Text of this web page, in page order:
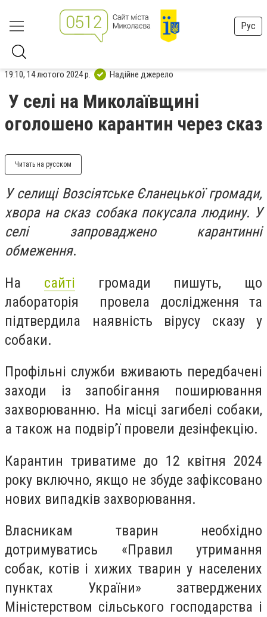
Рус
19:10, 14 лютого 2024 р. Надійне джерело
У селі на Миколаївщині
оголошено карантин через сказ
Читать на русском
У селищі Возсіятське Єланецької громади,
хвора на сказ собака покусала людину. У
селі запроваджено карантинні
обмеження.
На сайті громади пишуть, що
лабораторія провела дослідження та
підтвердила наявність вірусу сказу у
собаки.
Профільні служби вживають передбачені
заходи із запобігання поширювання
захворюванню. На місці загибелі собаки,
а також на подвірʼї провели дезінфекцію.
Карантин триватиме до 12 квітня 2024
року включно, якщо не збуде зафіксовано
нових випадків захворювання.
Власникам тварин необхідно
дотримуватись «Правил утримання
собак, котів і хижих тварин у населених
пунктах України» затверджених
Міністерством сільського господарства і